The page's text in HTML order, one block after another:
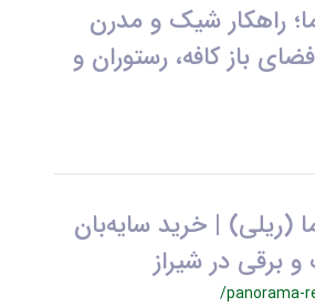
راهکار شیک و مدرن
باز کافه، رستوران و
(ریلی) | خرید سایه‌بان
برقی در شیراز
/panorama-